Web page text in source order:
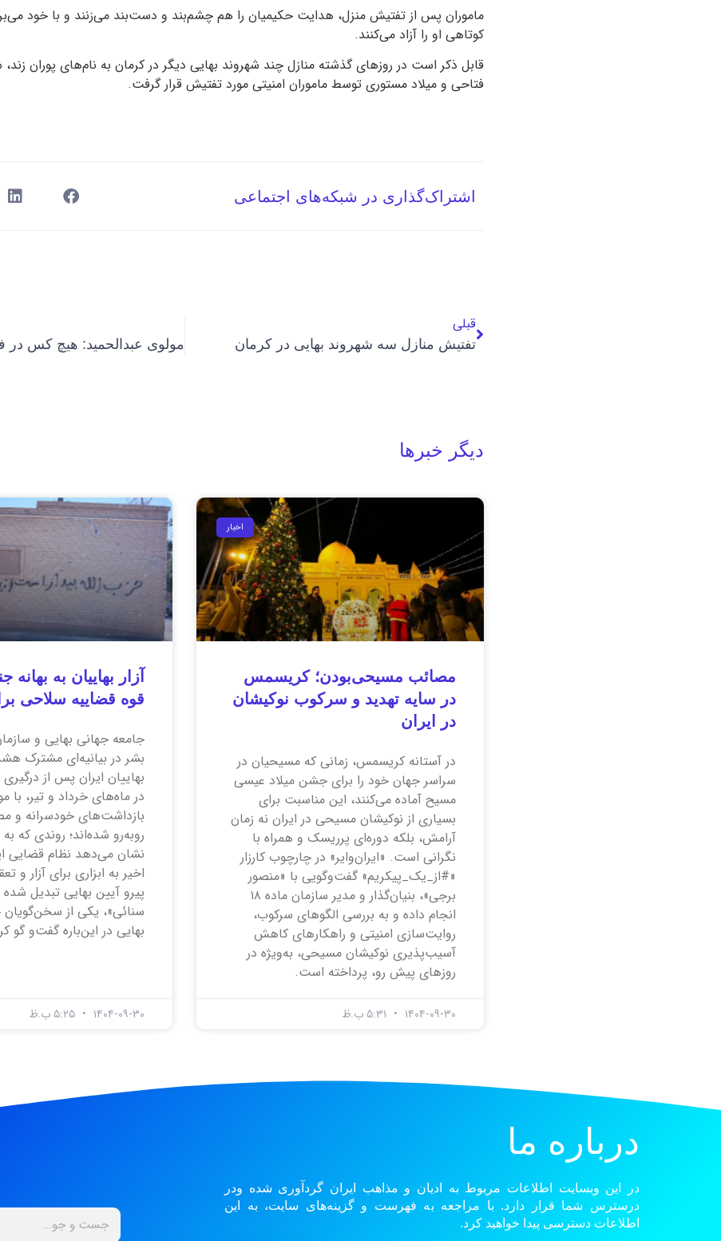
ماموران پس از تفتیش منزل، هدایت حکیمیان را هم چشم‌بند و دست‌بند می‌زنند و با خود
کوتاهی او را آزاد می‌کنند.
قابل ذکر است در روزهای گذشته منازل چند شهروند بهایی دیگر در کرمان به نام‌های پوران
فتاحی و میلاد مستوری توسط ماموران امنیتی مورد تفتیش قرار گرفت.
اشتراک‌گذاری در شبکه‌های اجتماعی
قبلی
تفتیش منازل سه شهروند بهایی در کرمان
دیگر خبرها
اخبار
مصائب مسیحی‌بودن؛ کریسمس
در سایه تهدید و سرکوب نوکیشان
در ایران
در آستانه کریسمس، زمانی که مسیحیان در
سراسر جهان خود را برای جشن میلاد عیسی
مسیح آماده می‌کنند، این مناسبت برای
بسیاری از نوکیشان مسیحی در ایران نه زمان
آرامش، بلکه دوره‌ای پرریسک و همراه با
نگرانی است. «ایران‌وایر» در چارچوب کارزار
«#از_یک_پیکریم» گفت‌وگویی با «منصور
برجی»، بنیان‌گذار و مدیر سازمان ماده ۱۸
انجام داده و به بررسی الگوهای سرکوب،
روایت‌سازی امنیتی و راهکارهای کاهش
آسیب‌پذیری نوکیشان مسیحی، به‌ویژه در
روزهای پیش رو، پرداخته است.
۱۴۰۴-۰۹-۳۰
قوه قضاییه سلاحی
جامعه جهانی بهایی و
بشر در بیانیه‌ای مشترک
بهاییان ایران پس از
در ماه‌های خرداد و تیر، با
بازداشت‌های خودسرانه و
روبه‌رو شده‌اند؛ روندی که به
نشان می‌دهد نظام قضایی
اخیر به ابزاری برای آزار و
پیرو آیین بهایی تبدیل
سنائی»، یکی از
بهایی در این‌باره گفت‌و گو
۱۴۰۴-۰۹-۳۰
درباره ما
در این وبسایت اطلاعات مربوط به ادیان و مذاهب ایران گردآوری شده ودر
درسترس شما قرار دارد. با مراجعه به فهرست و گزینه‌های سایت، به این
اطلاعات دسترسی پیدا خواهید کرد.